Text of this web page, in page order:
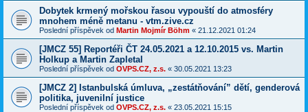
Dobytek krmený mořskou řasou vypouští do atmosféry
mnohem méně metanu - vtm.zive.cz
Poslední příspěvek od Martin Mojmír Böhm « 21.12.2021 01:24
[JMCZ 55] Reportéři ČT 24.05.2021 a 12.10.2015 vs. Martin
Holkup a Martin Zapletal
Poslední příspěvek od OVPS.CZ, z.s. « 30.05.2021 13:23
[JMCZ 2] Istanbulská úmluva, „zestátňování” dětí, genderová
politika, juvenilní justice
Poslední příspěvek od OVPS.CZ, z.s. « 23.05.2021 15:15